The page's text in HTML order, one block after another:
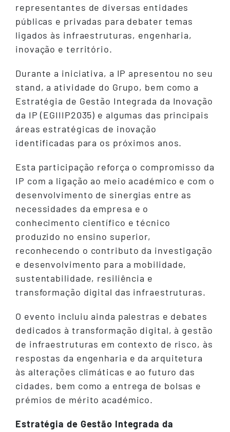
representantes de diversas entidades
públicas e privadas para debater temas
ligados às infraestruturas, engenharia,
inovação e território.
Durante a iniciativa, a IP apresentou no seu
stand, a atividade do Grupo, bem como a
Estratégia de Gestão Integrada da Inovação
da IP (EGIIIP2035) e algumas das principais
áreas estratégicas de inovação
identificadas para os próximos anos.
Esta participação reforça o compromisso da
IP com a ligação ao meio académico e com o
desenvolvimento de sinergias entre as
necessidades da empresa e o
conhecimento científico e técnico
produzido no ensino superior,
reconhecendo o contributo da investigação
e desenvolvimento para a mobilidade,
sustentabilidade, resiliência e
transformação digital das infraestruturas.
O evento incluiu ainda palestras e debates
dedicados à transformação digital, à gestão
de infraestruturas em contexto de risco, às
respostas da engenharia e da arquitetura
às alterações climáticas e ao futuro das
cidades, bem como a entrega de bolsas e
prémios de mérito académico.
Estratégia de Gestão Integrada da